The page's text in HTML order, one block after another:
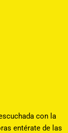
con la
entérate de las